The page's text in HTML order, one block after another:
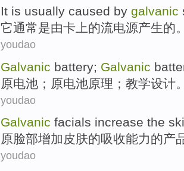
It is usually caused by galvanic
它通常是由卡 上的流电源产生的
youdao
Galvanic battery; Galvanic
原电池 ；原电池原理 ； 教学设计
youdao
Galvanic facials increase the
原脸部增加 皮肤的吸收能力的产
youdao